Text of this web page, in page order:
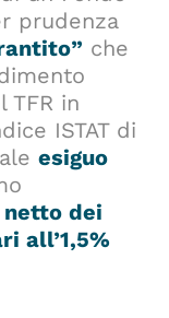
prudenza
che
TFR in
ISTAT di
esiguo
dei
all’1,5%